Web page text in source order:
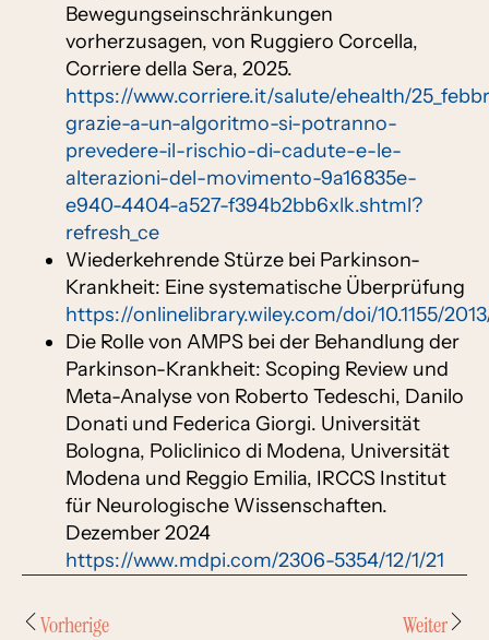
Bewegungseinschränkungen
vorherzusagen, von Ruggiero Corcella,
Corriere della Sera, 2025.
https://www.corriere.it/salute/ehealth/
grazie-a-un-algoritmo-si-potranno-
prevedere-il-rischio-di-cadute-e-le-
alterazioni-del-movimento-9a16835e-
e940-4404-a527-f394b2bb6xlk.shtml?
refresh_ce
Wiederkehrende Stürze bei Parkinson-
Krankheit: Eine systematische Überprüfung
https://onlinelibrary.wiley.com/doi/10.1155/
Die Rolle von AMPS bei der Behandlung der
Parkinson-Krankheit: Scoping Review und
Meta-Analyse von Roberto Tedeschi, Danilo
Donati und Federica Giorgi. Universität
Bologna, Policlinico di Modena, Universität
Modena und Reggio Emilia, IRCCS Institut
für Neurologische Wissenschaften.
Dezember 2024
https://www.mdpi.com/2306-5354/12/1/21
Vorherige Weiter